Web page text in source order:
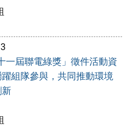
一屆聯電綠獎」徵件活動資
組隊參與，共同推動環境
新